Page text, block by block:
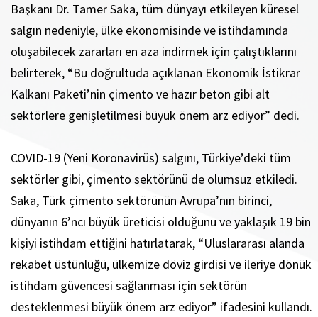
Başkanı Dr. Tamer Saka, tüm dünyayı etkileyen küresel
salgın nedeniyle, ülke ekonomisinde ve istihdamında
oluşabilecek zararları en aza indirmek için çalıştıklarını
belirterek, “Bu doğrultuda açıklanan Ekonomik İstikrar
Kalkanı Paketi’nin çimento ve hazır beton gibi alt
sektörlere genişletilmesi büyük önem arz ediyor” dedi.
COVID-19 (Yeni Koronavirüs) salgını, Türkiye’deki tüm
sektörler gibi, çimento sektörünü de olumsuz etkiledi.
Saka, Türk çimento sektörünün Avrupa’nın birinci,
dünyanın 6’ncı büyük üreticisi olduğunu ve yaklaşık 19 bin
kişiyi istihdam ettiğini hatırlatarak, “Uluslararası alanda
rekabet üstünlüğü, ülkemize döviz girdisi ve ileriye dönük
istihdam güvencesi sağlanması için sektörün
desteklenmesi büyük önem arz ediyor” ifadesini kullandı.